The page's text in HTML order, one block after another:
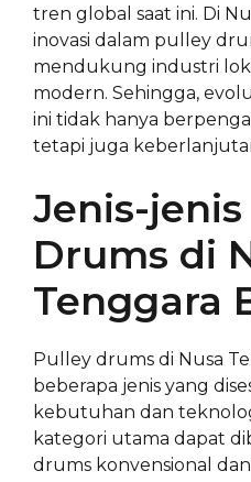
tren global saat ini. Di
inovasi dalam pulley
mendukung industri
modern. Sehingga,
ini tidak hanya
tetapi juga
Jenis-
Drums di
Tenggara
Pulley drums di Nusa
beberapa jenis yang
kebutuhan dan
kategori utama dapat
drums konvensional